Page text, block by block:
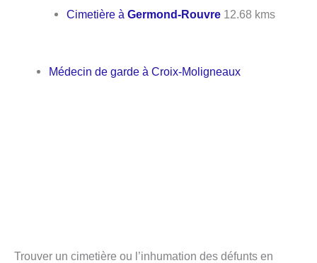
Cimetière àGermond-Rouvre 12.68 kms
Médecin de garde à Croix-Moligneaux
Trouver un cimetière ou l’inhumation des défunts en